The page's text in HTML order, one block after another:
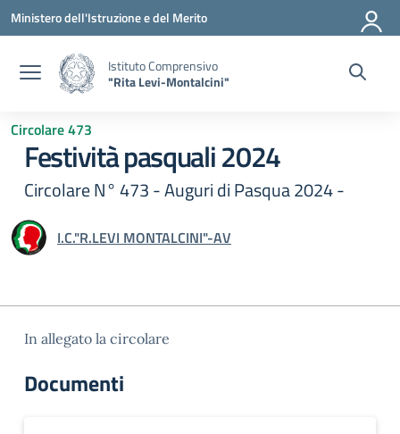
Vai ai contenuti
Vai al menu di navigazione
Vai al footer
Ministero dell'Istruzione e del Merito
Istituto Comprensivo
"Rita Levi-Montalcini"
Circolare 473
Festività pasquali 2024
Circolare N° 473 - Auguri di Pasqua 2024 -
I.C."R.LEVI MONTALCINI"-AV
In allegato la circolare
Documenti